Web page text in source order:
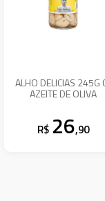
ALHO DELICIAS 245G
AZEITE DE OLIVA
R$ 26,90